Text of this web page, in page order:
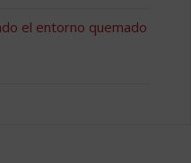
el entorno quemado